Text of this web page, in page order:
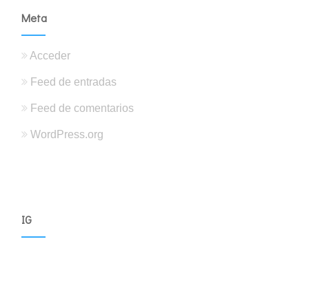
Meta
Acceder
Feed de entradas
Feed de comentarios
WordPress.org
IG